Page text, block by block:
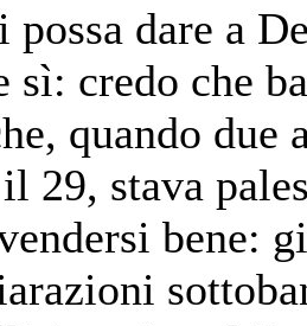
possa dare a
sì: credo che
quando
29, stava
bene: